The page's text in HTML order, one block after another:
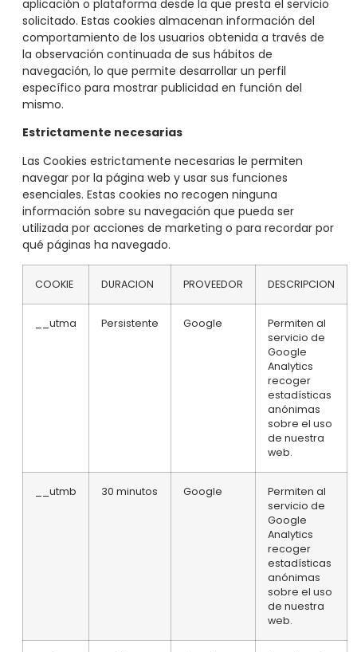
aplicación o plataforma desde la que presta el servicio
solicitado. Estas cookies almacenan información del
comportamiento de los usuarios obtenida a través de
la observación continuada de sus hábitos de
navegación, lo que permite desarrollar un perfil
específico para mostrar publicidad en función del
mismo.
Estrictamente necesarias
Las Cookies estrictamente necesarias le permiten
navegar por la página web y usar sus funciones
esenciales. Estas cookies no recogen ninguna
información sobre su navegación que pueda ser
utilizada por acciones de marketing o para recordar por
qué páginas ha navegado.
COOKIE DURACION PROVEEDOR DESCRIPCION
__utma Persistente Google
Permiten al
servicio de
Google
Analytics
recoger
estadísticas
anónimas
sobre el uso
de nuestra
web.
__utmb 30 minutos Google
Permiten al
servicio de
Google
Analytics
recoger
estadísticas
anónimas
sobre el uso
de nuestra
web.